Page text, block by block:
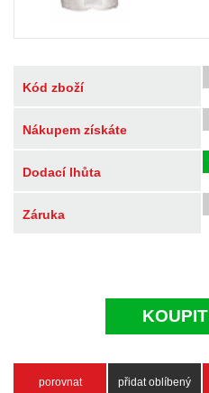
Kód zboží
Nákupem získáte
Dodací lhůta
Záruka
KOUPIT
porovnat přidat oblíbený